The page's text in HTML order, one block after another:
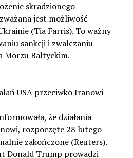
skradzionego
jest możliwość
(Tia Farris). To ważny
sankcji i zwalczaniu
Morzu Bałtyckim.
USA przeciwko Iranowi
że działania
rozpoczęte 28 lutego
zakończone (Reuters).
Donald Trump prowadzi